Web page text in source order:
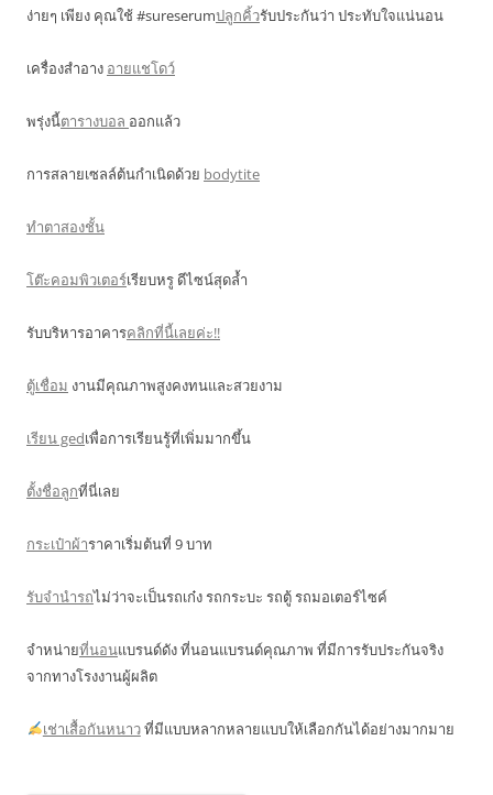
ง่ายๆ เพียง คุณใช้ #sureserumปลูกคิ้วรับประกันว่า ประทับใจแน่นอน
เครื่องสำอาง อายแชโดว์
พรุ่งนี้ตารางบอล ออกแล้ว
การสลายเซลล์ต้นกำเนิดด้วย bodytite
ทำตาสองชั้น
โต๊ะคอมพิวเตอร์เรียบหรู ดีไซน์สุดล้ำ
รับบริหารอาคารคลิกที่นี้เลยค่ะ!!
ตู้เชื่อม งานมีคุณภาพสูงคงทนและสวยงาม
เรียน gedเพื่อการเรียนรู้ที่เพิ่มมากขึ้น
ตั้งชื่อลูกที่นี่เลย
กระเป๋าผ้าราคาเริ่มต้นที่ 9 บาท
รับจำนำรถไม่ว่าจะเป็นรถเก๋ง รถกระบะ รถตู้ รถมอเตอร์ไซค์
จำหน่ายที่นอนแบรนด์ดัง ที่นอนแบรนด์คุณภาพ ที่มีการรับประกันจริง
จากทางโรงงานผู้ผลิต
เช่าเสื้อกันหนาวที่มีแบบหลากหลายแบบให้เลือกกันได้อย่างมากมาย